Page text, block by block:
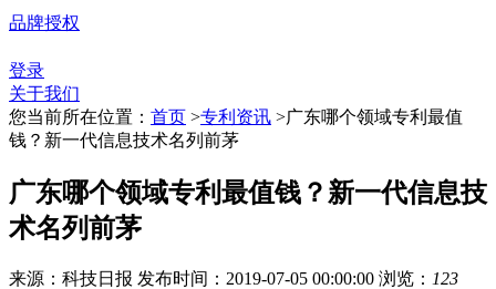
品牌授权
登录
关于我们
您当前所在位置： 首页 >专利资讯 >广东哪个领域专利最值
钱？新一代信息技术名列前茅
广东哪个领域专利最值钱？新一代信息技
术名列前茅
来源：科技日报 发布时间：2019-07-05 00:00:00 浏览： 123